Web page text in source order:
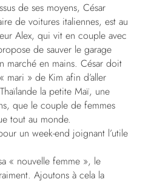
de ses moyens, César
de voitures italiennes, est au
Alex, qui vit en couple avec
de sauver le garage
marché en mains. César doit
mari » de Kim afin d’aller
la petite Maï, une
que le couple de femmes
tout au monde.
un week-end joignant l’utile
« nouvelle femme », le
Ajoutons à cela la